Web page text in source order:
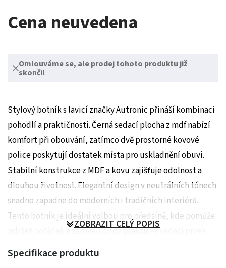
Cena neuvedena
Omlouváme se, ale prodej tohoto produktu již
skončil
Stylový botník s lavicí značky Autronic přináší kombinaci
pohodlí a praktičnosti. Černá sedací plocha z mdf nabízí
komfort při obouvání, zatímco dvě prostorné kovové
police poskytují dostatek místa pro uskladnění obuvi.
Stabilní konstrukce z MDF a kovu zajišťuje odolnost a
dlouhou životnost. Elegantní design v neutrálních tónech
snadno zapadne do moderních i tradičních interiérů.
Tento botník je ideální volbou pro předsíně, kde pomůže
udržet pořádek a zároveň přidá praktický sedací prvek.
Rozměry: 81 x 33 x 50 cm
ZOBRAZIT CELÝ POPIS
Specifikace produktu